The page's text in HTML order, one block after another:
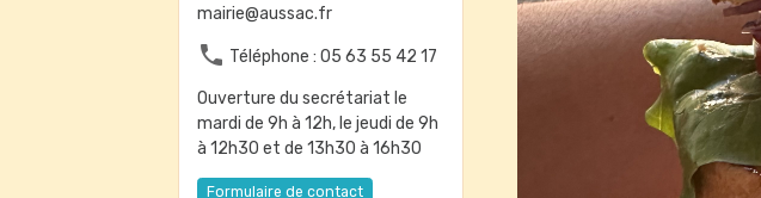
mairie@aussac.fr
Téléphone : 05 63 55 42 17
Ouverture du secrétariat le
mardi de 9h à 12h, le jeudi de 9h
à 12h30 et de 13h30 à 16h30
Formulaire de contact